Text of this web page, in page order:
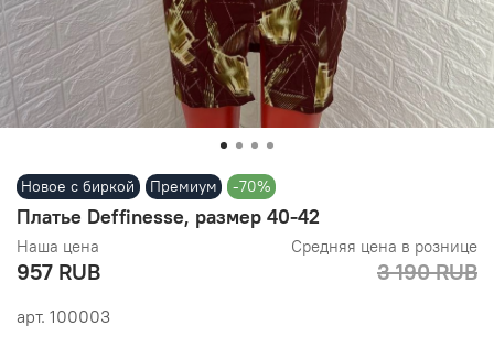
Новое с биркой Премиум -70%
арт. 100003
Платье Deffinesse, размер 40-42
Наша цена
957 RUB
Средняя цена в рознице
3 190 RUB